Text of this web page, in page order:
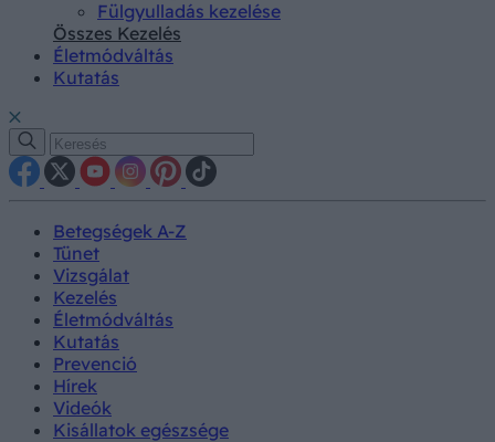
Fülgyulladás kezelése
Összes Kezelés
Életmódváltás
Kutatás
Betegségek A-Z
Tünet
Vizsgálat
Kezelés
Életmódváltás
Kutatás
Prevenció
Hírek
Videók
Kisállatok egészsége